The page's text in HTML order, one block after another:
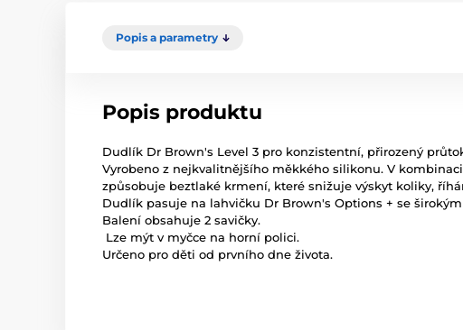
Popis a parametry
Popis produktu
Dudlík Dr Brown's Level 3 pro konzistentní, přirozený
Vyrobeno z nejkvalitnějšího měkkého silikonu. V
způsobuje beztlaké krmení, které snižuje výskyt koliky,
Dudlík pasuje na lahvičku Dr Brown's Options + se
Balení obsahuje 2 savičky.
Lze mýt v myčce na horní polici.
Určeno pro děti od prvního dne života.